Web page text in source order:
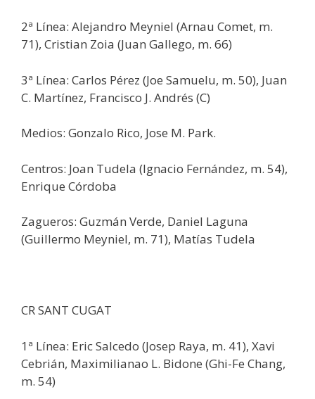
2ª Línea: Alejandro Meyniel (Arnau Comet, m.
71), Cristian Zoia (Juan Gallego, m. 66)
3ª Línea: Carlos Pérez (Joe Samuelu, m. 50), Juan
C. Martínez, Francisco J. Andrés (C)
Medios: Gonzalo Rico, Jose M. Park.
Centros: Joan Tudela (Ignacio Fernández, m. 54),
Enrique Córdoba
Zagueros: Guzmán Verde, Daniel Laguna
(Guillermo Meyniel, m. 71), Matías Tudela
CR SANT CUGAT
1ª Línea: Eric Salcedo (Josep Raya, m. 41), Xavi
Cebrián, Maximilianao L. Bidone (Ghi-Fe Chang,
m. 54)